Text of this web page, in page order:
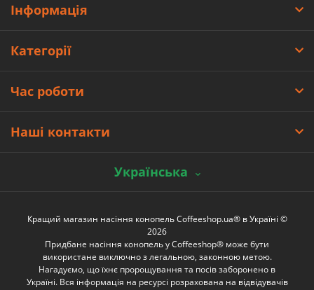
Інформація
Категорії
Час роботи
Наші контакти
Українська
Кращий магазин насіння конопель Coffeeshop.ua® в Україні ©
2026
Придбане насіння конопель у Coffeeshop® може бути
використане виключно з легальною, законною метою.
Нагадуємо, що їхнє пророщування та посів заборонено в
Україні. Вся інформація на ресурсі розрахована на відвідувачів